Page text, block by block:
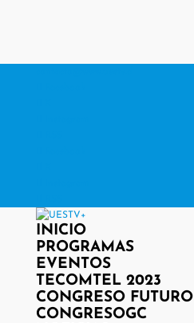
INICIO
PROGRAMAS
EVENTOS
TECOMTEL 2023
CONGRESO FUTURO
CONGRESOGC